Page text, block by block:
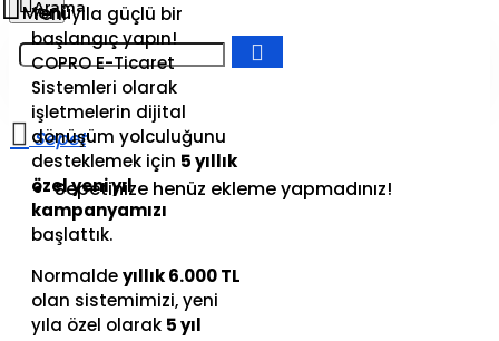
Sepetinize henüz ekleme yapmadınız!
Yeni yıla güçlü bir
başlangıç yapın!
COPRO E-Ticaret
Sistemleri olarak
işletmelerin dijital
dönüşüm yolculuğunu
desteklemek için 5 yıllık
özel yeni yıl
kampanyamızı
başlattık.
Normaldeyıllık 6.000 TL
olan sistemimizi, yeni
yıla özel olarak 5 yıl